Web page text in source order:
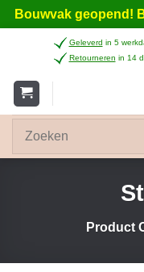
Bouwvak geopend!
inhoud
Geleverd in 5
Retourneren in 14
Product